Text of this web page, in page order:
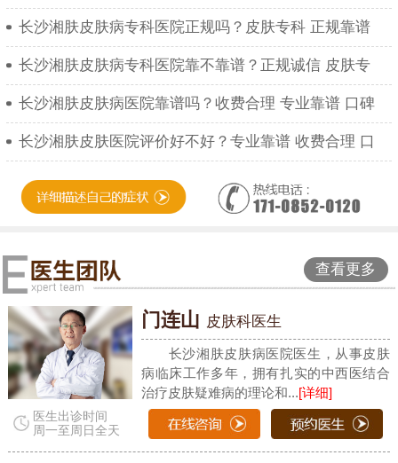
长沙湘肤皮肤病专科医院正规吗？皮肤专科 正规靠谱
长沙湘肤皮肤病专科医院靠不靠谱？正规诚信 皮肤专
长沙湘肤皮肤病医院靠谱吗？收费合理 专业靠谱 口碑
长沙湘肤皮肤医院评价好不好？专业靠谱 收费合理 口
查看更多
医生出诊时间
周一至周日全天
门连山 皮肤科医生
长沙湘肤皮肤病医院医生，从事皮肤
病临床工作多年，拥有扎实的中西医结合
治疗皮肤疑难病的理论和...[详细]